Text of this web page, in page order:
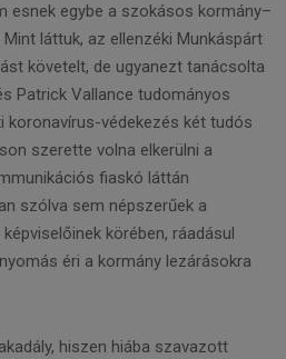
esnek egybe a szokásos kormány–
láttuk, az ellenzéki Munkáspárt
követelt, de ugyanezt tanácsolta
Patrick Vallance tudományos
védekezés két tudós
szerette volna elkerülni a
fiaskó láttán
szólva sem népszerűek a
körében, ráadásul
éri a kormány lezárásokra
hiszen hiába szavazott